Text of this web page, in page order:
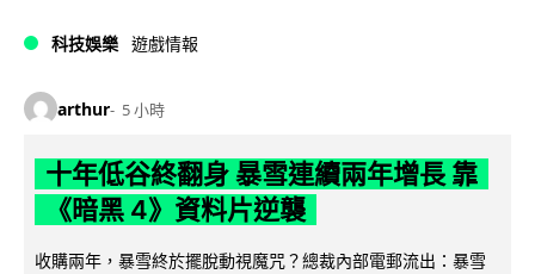
科技娛樂 遊戲情報
arthur 5 小時
十年低谷終翻身 暴雪連續兩年增長 靠
《暗黑 4》資料片逆襲
收購兩年，暴雪終於擺脫動視魔咒？總裁內部電郵流出：暴雪